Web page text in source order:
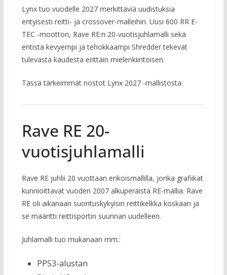
Lynx tuo vuodelle 2027 merkittäviä uudistuksia
erityisesti reitti- ja crossover-malleihin. Uusi 600 RR E-
TEC -moottori, Rave RE:n 20-vuotisjuhlamalli sekä
entistä kevyempi ja tehokkaampi Shredder tekevät
tulevasta kaudesta erittäin mielenkiintoisen.
Tässä tärkeimmät nostot Lynx 2027 -mallistosta.
Rave RE 20-
vuotisjuhlamalli
Rave RE juhlii 20 vuottaan erikoismallilla, jonka grafiikat
kunnioittavat vuoden 2007 alkuperäistä RE-mallia. Rave
RE oli aikanaan suorituskykyisin reittikelkka koskaan ja
se määritti reittisportin suunnan uudelleen.
Juhlamalli tuo mukanaan mm.:
PPS3-alustan